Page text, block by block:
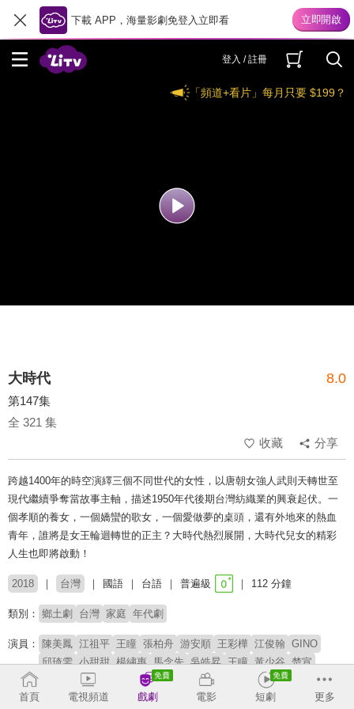
下載 APP，海量影劇免登入立即看
登入 / 註冊
「頻道+看片」每月只要 $199？
大時代 8.0
第147集
全 321 集
收藏
分享
跨越1400年的時空演繹三個不同世代的女性，以唐朝女強人武則天轉世至
現代繼續爭奪當故事主軸，描述1950年代後期台灣紡織業的興衰起伏。一
個孝順的養女，一個嬌蠻的歌女，一個愛做夢的桌頭，還有外地來的熱血
青年，誰將是女王輪迴轉世的正主？大時代熱烈展開，大時代兒女的精彩
人生也即將啟動！
2018 台灣 國語 台語 普遍級 112 分鐘
類別： 鄉土劇 台灣 家庭 年代劇
演員： 陳美鳳 江祖平 王瞳 張柏舟 游安順 王彩樺 江俊翰 GINO
邱琦雯 小甜甜 楊繡惠 馬念先 吳皓昇 王瞳 黃少谷 楚宣
韓宜邦 林則希 馬俊麟 成潤 李又汝
陳妍安
喬華國 郭子乾 王希華 張嘉心 宋昱德 黃子庭
首頁 電視頻道 戲劇 電影 短劇 更多